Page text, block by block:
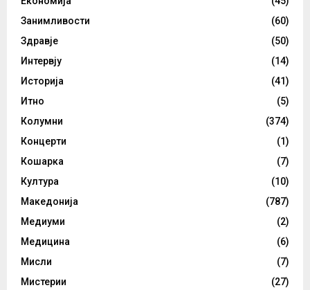
Занимливости
(60)
Здравје
(50)
Интервју
(14)
Историја
(41)
Итно
(5)
Колумни
(374)
Концерти
(1)
Кошарка
(7)
Култура
(10)
Македонија
(787)
Медиуми
(2)
Медицина
(6)
Мисли
(7)
Мистерии
(27)